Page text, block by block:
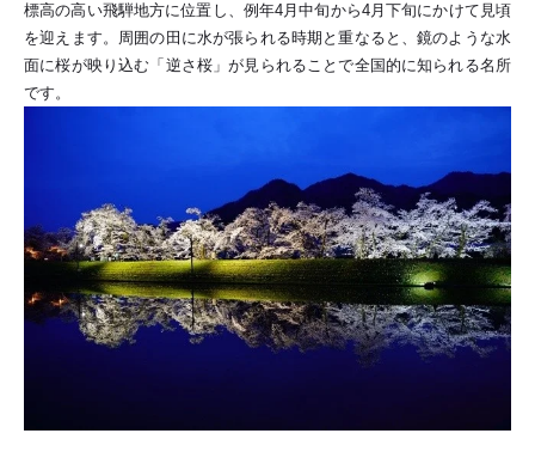
標高の高い飛騨地方に位置し、例年4月中旬から4月下旬にかけて見頃
を迎えます。周囲の田に水が張られる時期と重なると、鏡のような水
面に桜が映り込む「逆さ桜」が見られることで全国的に知られる名所
です。